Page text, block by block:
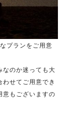
プランをご用意
なのか迷っても大
せてご用意でき
意もございますの